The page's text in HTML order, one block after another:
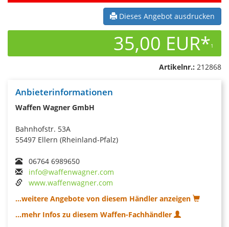
Dieses Angebot ausdrucken
35,00 EUR*1
Artikelnr.: 212868
Anbieterinformationen
Waffen Wagner GmbH
Bahnhofstr. 53A
55497 Ellern (Rheinland-Pfalz)
06764 6989650
info@waffenwagner.com
www.waffenwagner.com
...weitere Angebote von diesem Händler anzeigen
...mehr Infos zu diesem Waffen-Fachhändler